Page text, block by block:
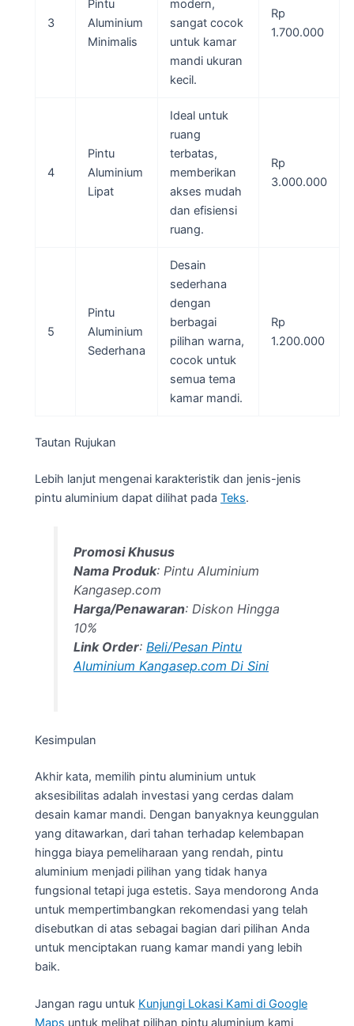
3
Pintu
Aluminium
Minimalis
modern,
sangat cocok
untuk kamar
mandi ukuran
kecil.
Rp
1.700.000
4
Pintu
Aluminium
Lipat
Ideal untuk
ruang
terbatas,
memberikan
akses mudah
dan efisiensi
ruang.
Rp
3.000.000
5
Pintu
Aluminium
Sederhana
Desain
sederhana
dengan
berbagai
pilihan warna,
cocok untuk
semua tema
kamar mandi.
Rp
1.200.000
Tautan Rujukan
Lebih lanjut mengenai karakteristik dan jenis-jenis
pintu aluminium dapat dilihat pada Teks.
Promosi Khusus
Nama Produk: Pintu Aluminium
Kangasep.com
Harga/Penawaran: Diskon Hingga
10%
Link Order:Beli/Pesan Pintu
Aluminium Kangasep.com Di Sini
Kesimpulan
Akhir kata, memilih pintu aluminium untuk
aksesibilitas adalah investasi yang cerdas dalam
desain kamar mandi. Dengan banyaknya keunggulan
yang ditawarkan, dari tahan terhadap kelembapan
hingga biaya pemeliharaan yang rendah, pintu
aluminium menjadi pilihan yang tidak hanya
fungsional tetapi juga estetis. Saya mendorong Anda
untuk mempertimbangkan rekomendasi yang telah
disebutkan di atas sebagai bagian dari pilihan Anda
untuk menciptakan ruang kamar mandi yang lebih
baik.
Jangan ragu untuk Kunjungi Lokasi Kami di Google
Maps untuk melihat pilihan pintu aluminium kami